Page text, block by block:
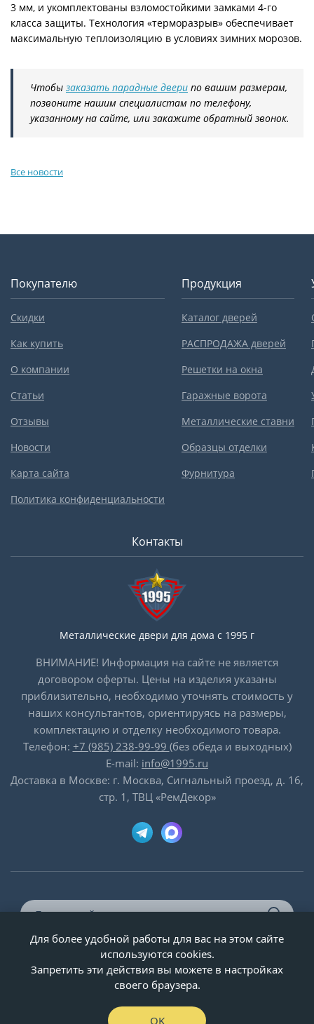
3 мм, и укомплектованы взломостойкими замками 4-го
класса защиты. Технология «терморазрыв» обеспечивает
максимальную теплоизоляцию в условиях зимних морозов.
Чтобы заказать парадные двери по вашим размерам,
позвоните нашим специалистам по телефону,
указанному на сайте, или закажите обратный звонок.
Все новости
Покупателю
Скидки
Как купить
О компании
Статьи
Отзывы
Новости
Карта сайта
Политика конфиденциальности
Продукция
Каталог дверей
РАСПРОДАЖА дверей
Решетки на окна
Гаражные ворота
Металлические ставни
Образцы отделки
Фурнитура
Контакты
Металлические двери для дома с 1995 г
ВНИМАНИЕ! Информация на сайте не является
договором оферты. Цены на изделия указаны
приблизительно, необходимо уточнять стоимость у
наших консультантов, ориентируясь на размеры,
комплектацию и отделку необходимого товара.
Телефон: +7 (985) 238-99-99 (без обеда и выходных)
E-mail: info@1995.ru
Доставка в Москве: г. Москва, Сигнальный проезд, д. 16,
стр. 1, ТВЦ «РемДекор»
© ООО «Двери-и-точка», ИНН 5020092947, 1995-2026 г.
Для более удобной работы для вас на этом сайте
используются cookies.
Запретить эти действия вы можете в настройках
своего браузера.
OK